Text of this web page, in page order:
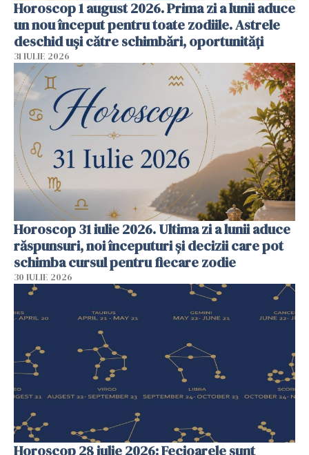
Horoscop 1 august 2026. Prima zi a lunii aduce
un nou început pentru toate zodiile. Astrele
deschid uși către schimbări, oportunități
31 IULIE 2026
Horoscop 31 iulie 2026. Ultima zi a lunii aduce
răspunsuri, noi începuturi și decizii care pot
schimba cursul pentru fiecare zodie
30 IULIE 2026
Horoscop 28 iulie 2026: Fecioarele sunt